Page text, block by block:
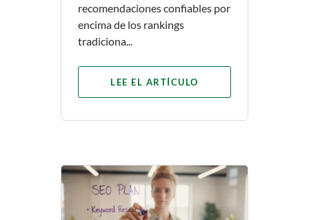
recomendaciones confiables por
encima de los rankings
tradiciona...
LEE EL ARTÍCULO